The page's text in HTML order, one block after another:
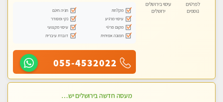
לפרטים
נוספים
עיסוי בירושלים
ירושלים
מקלחת
חניה חינם
עיסוי מרגיע
נקי ומסודר
מקום פרטי
עיסוי מקצועי
תמונה אמיתית
דוברת עיברית
055-4532022
מעסה חדשה בירושלים ישראלית צעירה ואיכותית לעיסוי מרגיע ומפנק VIP-מומלץ לחלוטין! פרטי! ​​​​​​ Highly recommended